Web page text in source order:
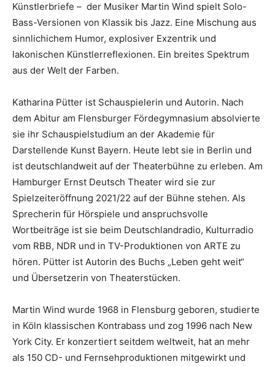
Künstlerbriefe – der Musiker Martin Wind spielt Solo-
Bass-Versionen von Klassik bis Jazz. Eine Mischung aus
sinnlichichem Humor, explosiver Exzentrik und
lakonischen Künstlerreflexionen. Ein breites Spektrum
aus der Welt der Farben.
Katharina Pütter ist Schauspielerin und Autorin. Nach
dem Abitur am Flensburger Fördegymnasium absolvierte
sie ihr Schauspielstudium an der Akademie für
Darstellende Kunst Bayern. Heute lebt sie in Berlin und
ist deutschlandweit auf der Theaterbühne zu erleben. Am
Hamburger Ernst Deutsch Theater wird sie zur
Spielzeiteröffnung 2021/22 auf der Bühne stehen. Als
Sprecherin für Hörspiele und anspruchsvolle
Wortbeiträge ist sie beim Deutschlandradio, Kulturradio
vom RBB, NDR und in TV-Produktionen von ARTE zu
hören. Pütter ist Autorin des Buchs „Leben geht weit“
und Übersetzerin von Theaterstücken.
Martin Wind wurde 1968 in Flensburg geboren, studierte
in Köln klassischen Kontrabass und zog 1996 nach New
York City. Er konzertiert seitdem weltweit, hat an mehr
als 150 CD- und Fernsehproduktionen mitgewirkt und